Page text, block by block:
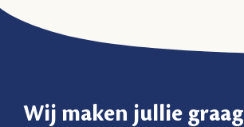
Wij maken jullie graag